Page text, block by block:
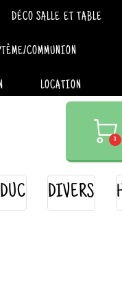
DÉCO SALLE ET TABLE
COMMUNION
LOCATION

0
DIVERS